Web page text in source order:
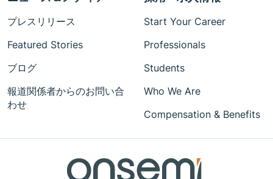
プレスリリース
Featured Stories
ブログ
報道関係者からのお問い合
わせ
Start Your Career
Professionals
Students
Who We Are
Compensation & Benefits